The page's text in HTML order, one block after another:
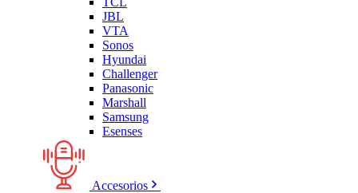
JBL
VTA
Sonos
Hyundai
Challenger
Panasonic
Marshall
Samsung
Esenses
Accesorios